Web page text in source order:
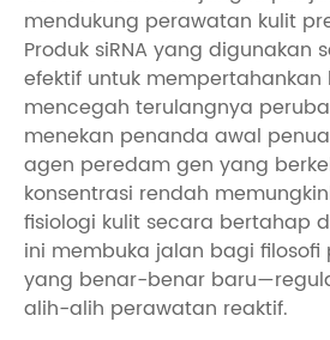
mendukung perawatan kulit
Produk siRNA yang digunakan
efektif untuk
mencegah terulangnya
menekan penanda awal
agen peredam gen yang
konsentrasi rendah
fisiologi kulit secara bertahap
ini membuka jalan bagi
yang benar-benar
alih-alih perawatan reaktif.